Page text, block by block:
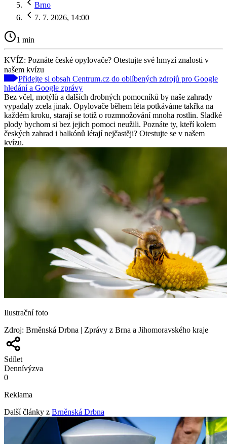
Brno
7. 7. 2026, 14:00
1 min
KVÍZ: Poznáte české opylovače? Otestujte své hmyzí znalosti v
našem kvízu
Přidejte si obsah Centrum.cz do oblíbených zdrojů pro Google
hledání a Google zprávy
Bez včel, motýlů a dalších drobných pomocníků by naše zahrady
vypadaly zcela jinak. Opylovače během léta potkáváme takřka na
každém kroku, starají se totiž o rozmnožování mnoha rostlin. Sladké
plody bychom si bez jejich pomoci neužili. Poznáte ty, kteří kolem
českých zahrad i balkónů létají nejčastěji? Otestujte se v našem
kvízu.
Ilustrační foto
Zdroj: Brněnská Drbna | Zprávy z Brna a Jihomoravského kraje
Sdílet
Dennívýzva
0
Reklama
Další články z Brněnská Drbna